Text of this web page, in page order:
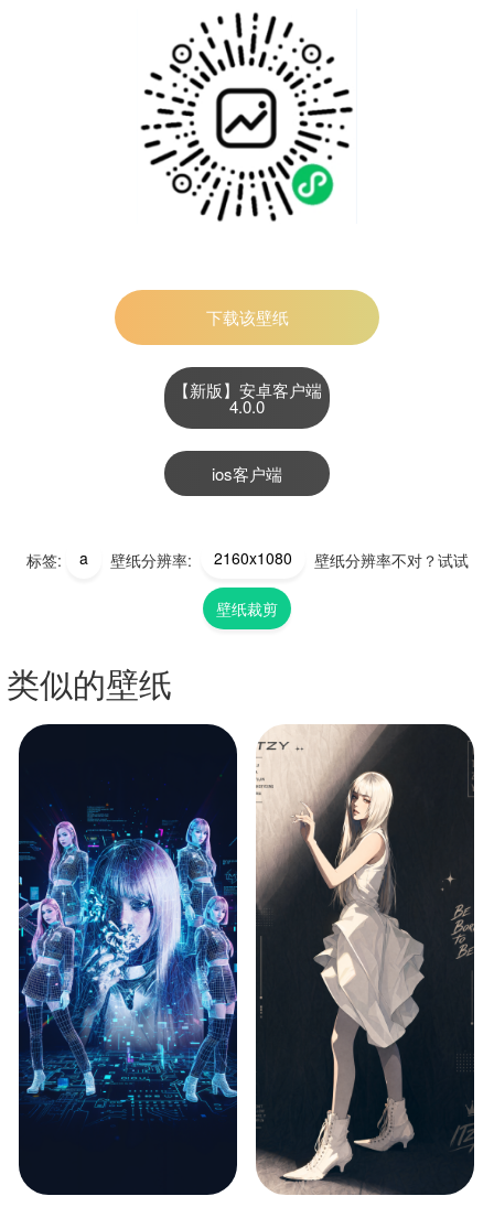
下载该壁纸
【新版】安卓客户端
4.0.0
ios客户端
标签: a 壁纸分辨率: 2160x1080 壁纸分辨率不对？试试
壁纸裁剪
类似的壁纸